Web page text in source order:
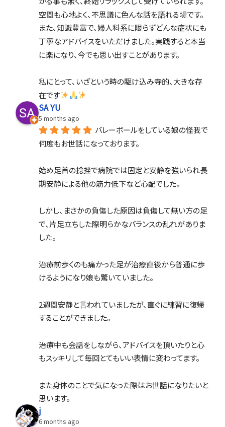
空間も心地よく、不思議に色んな話を語れる場です。
また、知識豊富で、婦人科系に限らずどんな症状にも
丁寧なアドバイスをいただけました。実践すると本当
に楽になり、今でも思い出すことがあります。
私にとって、いざという時の駆け込み寺的、大きな存
在です
SA YU
5 months ago
バレーボールをしている娘の怪我で
何度もお世話になっております。
始め足首の捻挫で病院では固定と安静を強いられ長
期安静による他の筋力低下など心配でした。
しかし、まさかの負傷した原因は負傷して無い方の足
で、片足立ちした際明らかなバランスの乱れがありま
した。
治療前歩くのも痛かった足が治療直後から普通に歩
けるようになり娘も驚いていました。
2週間安静と言われていましたが、直ぐに練習に復帰
することができました。
治療中も会話をしながら、アドバイスを頂いたりと心
もスッキリして毎回とてもいい表情に変わってます。
また身体のことで気になった際はお世話になりたいと
思います。
j
6 months ago